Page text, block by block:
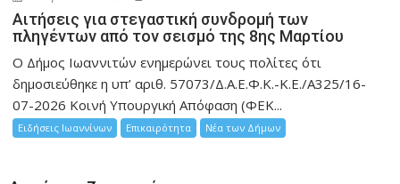
Αιτήσεις για στεγαστική συνδρομή των
πληγέντων από τον σεισμό της 8ης Μαρτίου
Ο Δήμος Ιωαννιτών ενημερώνει τους πολίτες ότι
δημοσιεύθηκε η υπ’ αριθ. 57073/Δ.Α.Ε.Φ.Κ.-Κ.Ε./Α325/16-
07-2026 Κοινή Υπουργική Απόφαση (ΦΕΚ...
Ειδήσεις Ιωαννίνων Επικαιρότητα Νέα των Δήμων